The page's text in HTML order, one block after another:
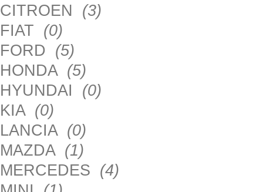
CITROEN (3)
FIAT (0)
FORD (5)
HONDA (5)
HYUNDAI (0)
KIA (0)
LANCIA (0)
MAZDA (1)
MERCEDES (4)